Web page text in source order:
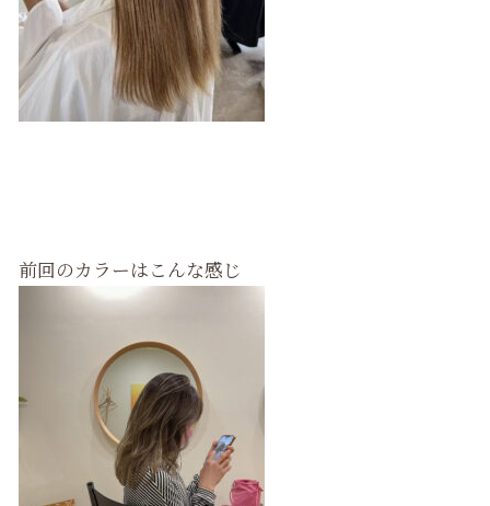
前回のカラーはこんな感じ